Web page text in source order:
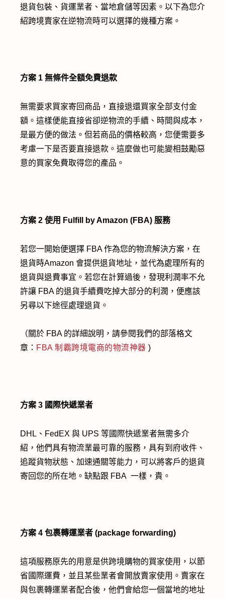
退貨包裝、貨運業者、當地倉儲等因素。以下為您介
紹跨境賣家在逆物流時可以選擇的幾種方案。
方案 1 無條件全額免費退款
無需要求買家寄回商品，直接退還買家全部支付金
額。這樣便能直接省卻逆物流的手續、時間與成本，
是最方便的做法。但若商品的價格較高，您便需要多
考慮一下是否要直接退款。這麼做也可能變相鼓勵惡
意的買家免費取得您的產品。
方案 2 使用 Fulfill by Amazon (FBA) 服務
若您一開始便選擇 FBA 作為您的物流解決方案，在
退貨時Amazon 會提供退貨地址，並代為處理所有的
退貨與退費事宜。若您在計算過後，發現利潤率不允
許讓 FBA 的退貨手續費吃掉大部分的利潤，便應該
另尋以下途徑處理退貨。
（關於 FBA 的詳細說明，請參閱我們的部落格文
章： FBA 制霸跨境電商的物流神器 )
方案 3 國際快遞業者
DHL、FedEX 與 UPS 等國際快遞業者無需多介
紹，他們具有物流業最可靠的服務，具有到府收件、
追蹤貨物狀態、加速通關等能力，可以將客戶的退貨
寄回您的所在地。缺點跟 FBA 一樣，貴。
方案 4 包裹轉運業者 (package forwarding)
這項服務原先的用意是供跨境購物的買家使用，以節
省國際運費，並且某些業者會開放賣家使用。賣家在
與包裹轉運業者配合後，他們會給您一個當地的地址